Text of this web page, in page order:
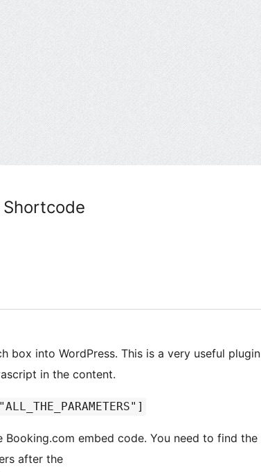
box into WordPress. This is a very useful plugin
in the content.
embed code. You need to find the
after the